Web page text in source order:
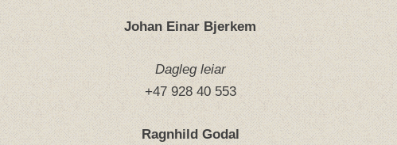
Johan Einar Bjerkem
Dagleg leiar
+47 928 40 553
Ragnhild Godal